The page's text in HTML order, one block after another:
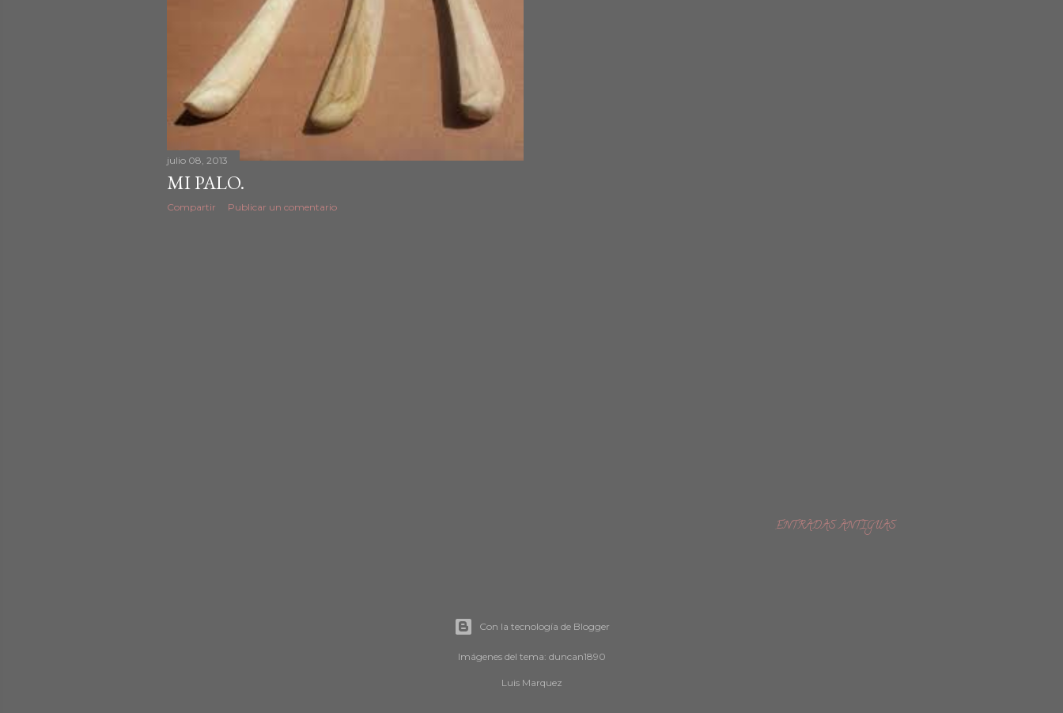
julio 08, 2013
MI PALO.
Compartir Publicar un comentario
ENTRADAS ANTIGUAS
Con la tecnología de Blogger
Imágenes del tema: duncan1890
Luis Marquez